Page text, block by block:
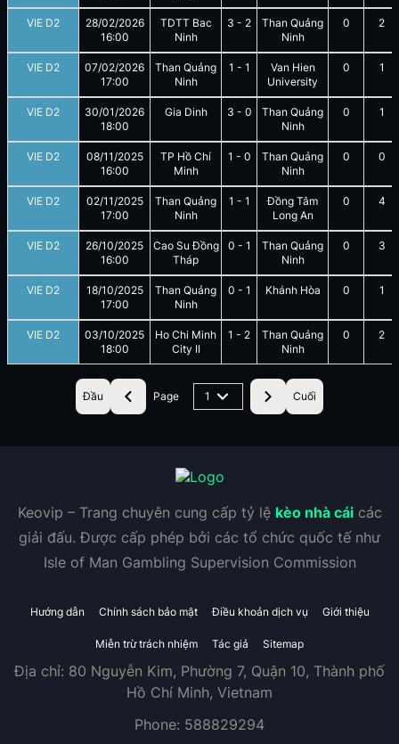
VIE D2
28/02/2026
16:00
TDTT Bac
Ninh
3 - 2
Than Quảng
Ninh
0 2
VIE D2
07/02/2026
17:00
Than Quảng
Ninh
1 - 1
Van Hien
University
0 1
VIE D2
30/01/2026
18:00
Gia Dinh 3 - 0
Than Quảng
Ninh
0 1
VIE D2
08/11/2025
16:00
TP Hồ Chí
Minh
1 - 0
Than Quảng
Ninh
0 0
VIE D2
02/11/2025
17:00
Than Quảng
Ninh
1 - 1
Đồng Tâm
Long An
0 4
VIE D2
26/10/2025
16:00
Cao Su Đồng
Tháp
0 - 1
Than Quảng
Ninh
0 3
VIE D2
18/10/2025
17:00
Than Quảng
Ninh
0 - 1 Khánh Hòa 0 1
VIE D2
03/10/2025
18:00
Ho Chi Minh
City II
1 - 2
Than Quảng
Ninh
0 2
Đầu Page 1 Cuối
Keovip – Trang chuyên cung cấp tỷ lệ kèo nhà cáicác
giải đấu. Được cấp phép bởi các tổ chức quốc tế như
Isle of Man Gambling Supervision Commission
Hướng dẫn Chính sách bảo mật Điều khoản dịch vụ Giới thiệu
Miễn trừ trách nhiệm Tác giả Sitemap
Địa chỉ: 80 Nguyễn Kim, Phường 7, Quận 10, Thành phố
Hồ Chí Minh, Vietnam
Phone: 588829294